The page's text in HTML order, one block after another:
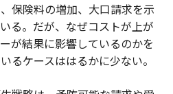
保険料の増加、大口請求を示
る。だが、なぜコストが上が
が結果に影響しているのかを
るケースははるかに少ない。